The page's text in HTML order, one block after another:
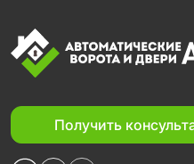
Получить